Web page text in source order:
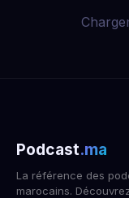
Podcast.ma
La référence des
marocains.